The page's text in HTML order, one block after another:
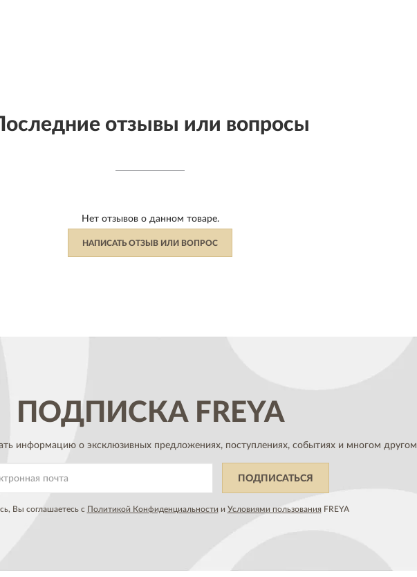
отзывы или вопросы
Нет отзывов о данном товаре.
НАПИСАТЬ ОТЗЫВ ИЛИ ВОПРОС
ПОДПИСКАFREYA
информацию о эксклюзивных предложениях,поступлениях, событиях и многом другом
ПОДПИСАТЬСЯ
Вы соглашаетесь с Политикой Конфиденциальности и Условиями пользованияFREYA